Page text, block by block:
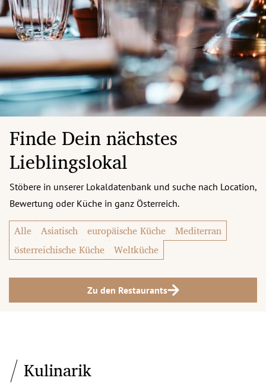
Finde Dein nächstes
Lieblingslokal
Stöbere in unserer Lokaldatenbank und suche nach Location,
Bewertung oder Küche in ganz Österreich.
Alle Asiatisch europäische Küche
Mediterran
österreichische Küche
Weltküche
Zu den Restaurants
Kulinarik